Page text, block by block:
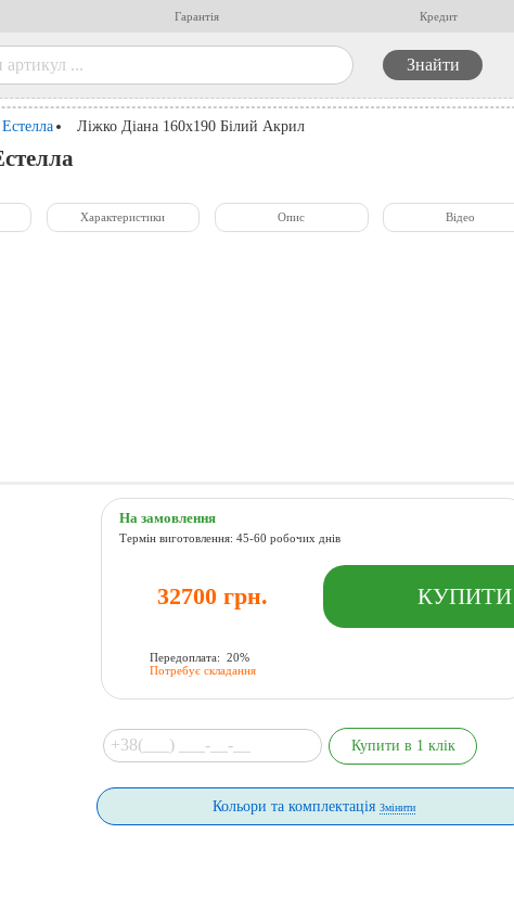
Гарантія Кредит
Ліжко Діана 160x190 Білий Акрил
Характеристики Опис Відео
На замовлення
Термін виготовлення: 45-60 робочих днів
32700 грн.
Передоплата: 20%
Потребує складання
Кольори та комплектація Змінити